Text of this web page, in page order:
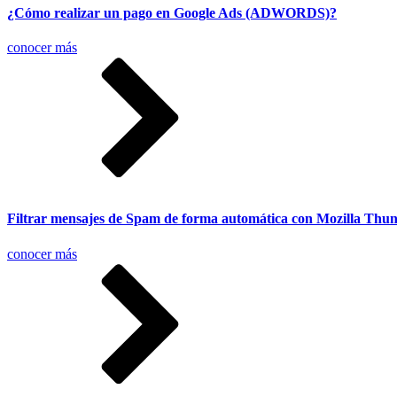
¿Cómo realizar un pago en Google Ads (ADWORDS)?
conocer más
Filtrar mensajes de Spam de forma automática con Mozilla
conocer más